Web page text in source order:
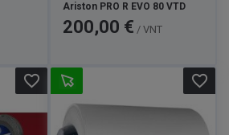
Ariston PRO R EVO 80 VTD
Kaina
200,00 € / VNT
favorite_border favorite_border